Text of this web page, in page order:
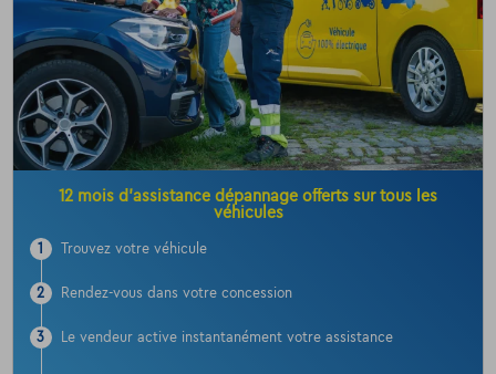
12 mois d’assistance dépannage offerts sur tous les
véhicules
1 Trouvez votre véhicule
2 Rendez-vous dans votre concession
3 Le vendeur active instantanément votre assistance